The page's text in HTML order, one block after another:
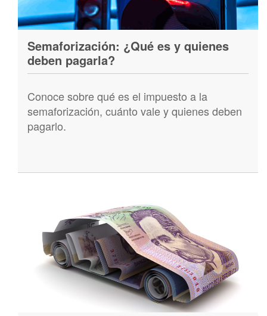
Semaforización: ¿Qué es y quienes
deben pagarla?
Conoce sobre qué es el impuesto a la
semaforización, cuánto vale y quienes deben
pagarlo.